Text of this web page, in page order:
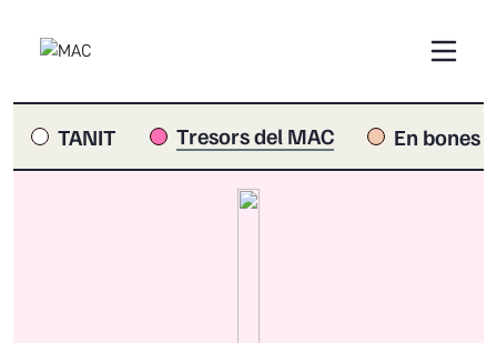
TANIT Tresors del MAC En bones